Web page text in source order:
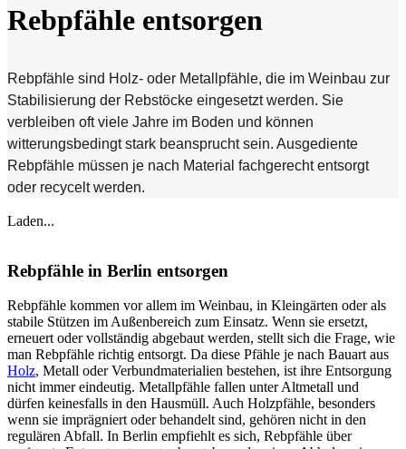
Rebpfähle entsorgen
Rebpfähle sind Holz- oder Metallpfähle, die im Weinbau zur
Stabilisierung der Rebstöcke eingesetzt werden. Sie
verbleiben oft viele Jahre im Boden und können
witterungsbedingt stark beansprucht sein. Ausgediente
Rebpfähle müssen je nach Material fachgerecht entsorgt
oder recycelt werden.
Laden...
Rebpfähle in Berlin entsorgen
Rebpfähle kommen vor allem im Weinbau, in Kleingärten oder als
stabile Stützen im Außenbereich zum Einsatz. Wenn sie ersetzt,
erneuert oder vollständig abgebaut werden, stellt sich die Frage, wie
man Rebpfähle richtig entsorgt. Da diese Pfähle je nach Bauart aus
Holz, Metall oder Verbundmaterialien bestehen, ist ihre Entsorgung
nicht immer eindeutig. Metallpfähle fallen unter Altmetall und
dürfen keinesfalls in den Hausmüll. Auch Holzpfähle, besonders
wenn sie imprägniert oder behandelt sind, gehören nicht in den
regulären Abfall. In Berlin empfiehlt es sich, Rebpfähle über